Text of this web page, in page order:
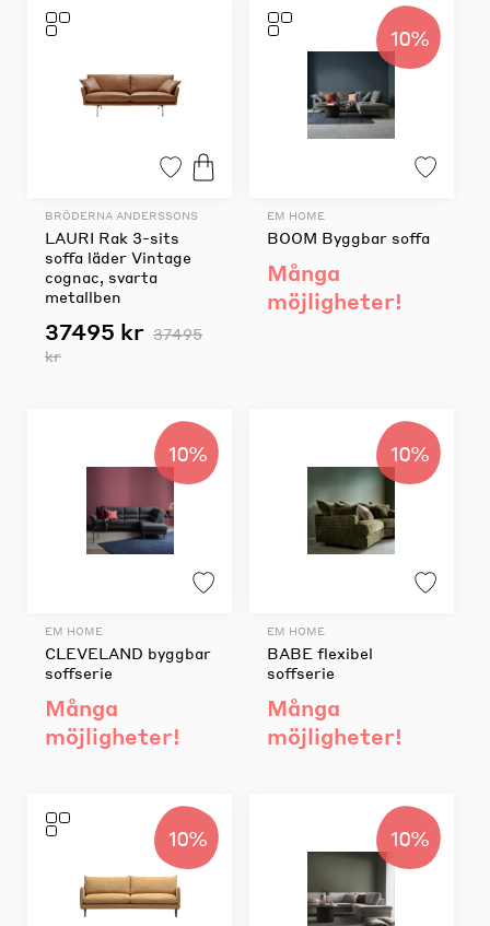
BRÖDERNA ANDERSSONS
LAURI Rak 3-sits
soffa läder Vintage
cognac, svarta
metallben
37495 kr 37495
kr
10%
EM HOME
BOOM Byggbar soffa
Många
möjligheter!
10%
EM HOME
CLEVELAND byggbar
soffserie
Många
möjligheter!
10%
EM HOME
BABE flexibel
soffserie
Många
möjligheter!
10% 10%